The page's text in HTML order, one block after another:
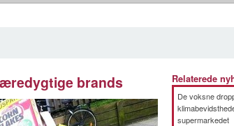
brands Relaterede
De voksne
supermarkedet